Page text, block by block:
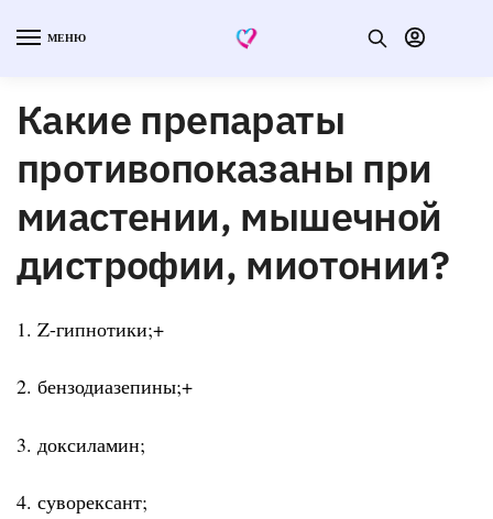
МЕНЮ
Какие препараты
противопоказаны при
миастении, мышечной
дистрофии, миотонии?
1. Z-гипнотики;+
2. бензодиазепины;+
3. доксиламин;
4. суворексант;